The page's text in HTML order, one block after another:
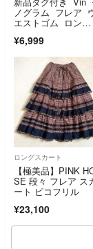
ノグラム フレア
エストゴム ロン
¥6,999
ロングスカート
【極美品】PINK
SE 段々 フレア ス
ート ピコフリル
¥23,100